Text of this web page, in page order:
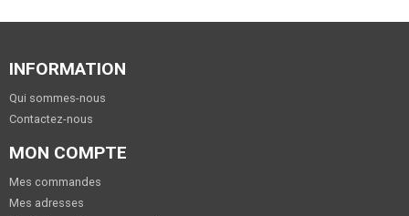
INFORMATION
Qui sommes-nous
Contactez-nous
MON COMPTE
Mes commandes
Mes adresses